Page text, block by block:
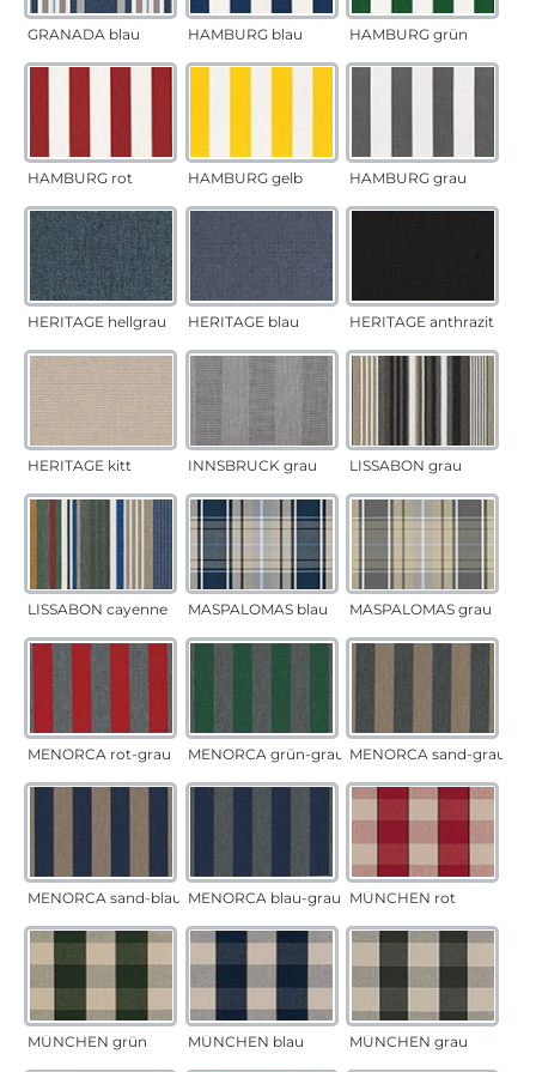
GRANADA blau HAMBURG blau HAMBURG grün
HAMBURG rot HAMBURG gelb HAMBURG grau
HERITAGE hellgrau HERITAGE blau HERITAGE anthrazit
HERITAGE kitt INNSBRUCK grau LISSABON grau
LISSABON cayenne MASPALOMAS blau MASPALOMAS grau
MENORCA rot-grau MENORCA grün-grau MENORCA sand-grau
MENORCA sand-blau MENORCA blau-grau MÜNCHEN rot
MÜNCHEN grün MÜNCHEN blau MÜNCHEN grau